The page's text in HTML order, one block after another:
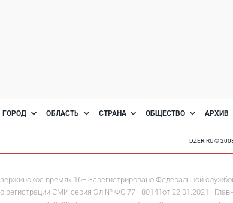
ГОРОД ОБЛАСТЬ СТРАНА ОБЩЕСТВО АРХИВ
DZER.RU ©
время» 16+ Зарегистрировано Федеральной
регистрации СМИ серия Эл № ФС 77 - 80141от 22.01.2021.